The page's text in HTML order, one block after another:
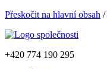
Přeskočit na hlavní obsah /
+420 774 190 295